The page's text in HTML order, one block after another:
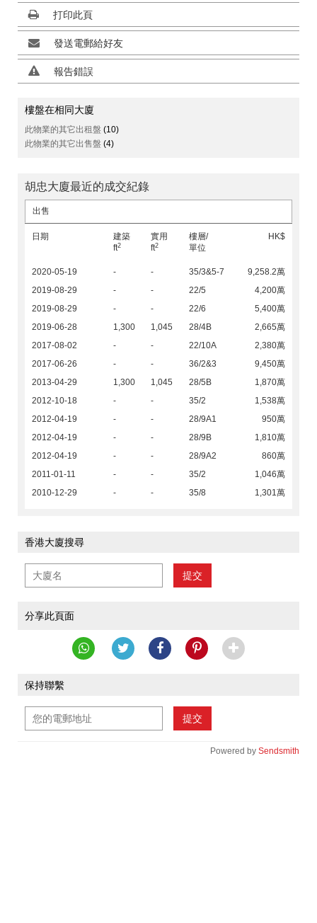
打印此頁
發送電郵給好友
報告錯誤
樓盤在相同大廈
此物業的其它出租盤 (10)
此物業的其它出售盤 (4)
胡忠大廈最近的成交紀錄
出售
日期
建築
ft2
實用
ft2
樓層/
單位
HK$
2020-05-19 - - 35/3&5-7
9,258.2萬
2019-08-29
- - 22/5
4,200萬
2019-08-29
- - 22/6
5,400萬
2019-06-28
1,300 1,045 28/4B
2,665萬
2017-08-02
- - 22/10A
2,380萬
2017-06-26
- - 36/2&3
9,450萬
2013-04-29
1,300 1,045 28/5B
1,870萬
2012-10-18
- - 35/2
1,538萬
2012-04-19
- - 28/9A1
950萬
2012-04-19
- - 28/9B
1,810萬
2012-04-19
- - 28/9A2
860萬
2011-01-11
- - 35/2
1,046萬
2010-12-29
- - 35/8 1,301萬
香港大廈搜尋
提交
分享此頁面
保持聯繫
提交
Powered by Sendsmith